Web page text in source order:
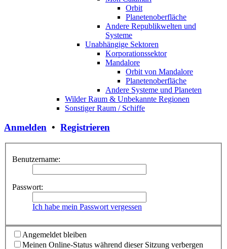
Orbit
Planetenoberfläche
Andere Republikwelten und
Systeme
Unabhängige Sektoren
Korporationssektor
Mandalore
Orbit von Mandalore
Planetenoberfläche
Andere Systeme und Planeten
Wilder Raum & Unbekannte Regionen
Sonstiger Raum / Schiffe
Anmelden • Registrieren
Benutzername:
Passwort:
Ich habe mein Passwort vergessen
Angemeldet bleiben
Meinen Online-Status während dieser Sitzung verbergen